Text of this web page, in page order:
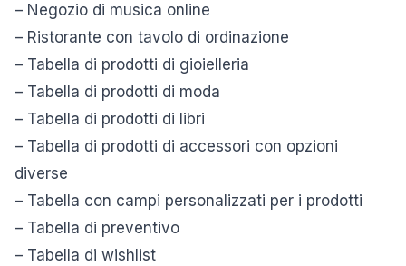
– Negozio di musica online
– Ristorante con tavolo di ordinazione
– Tabella di prodotti di gioielleria
– Tabella di prodotti di moda
– Tabella di prodotti di libri
– Tabella di prodotti di accessori con opzioni
diverse
– Tabella con campi personalizzati per i prodotti
– Tabella di preventivo
– Tabella di wishlist